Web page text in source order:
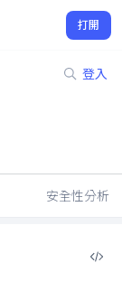
打開
登入
安全性分析